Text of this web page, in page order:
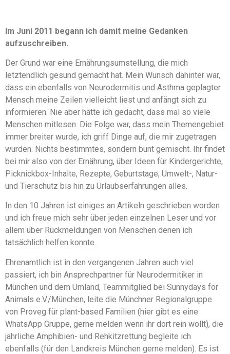
Im Juni 2011 begann ich damit meine Gedanken
aufzuschreiben.
Der Grund war eine Ernährungsumstellung, die mich
letztendlich gesund gemacht hat. Mein Wunsch dahinter war,
dass ein ebenfalls von Neurodermitis und Asthma geplagter
Mensch meine Zeilen vielleicht liest und anfängt sich zu
informieren. Nie aber hätte ich gedacht, dass mal so viele
Menschen mitlesen. Die Folge war, dass mein Themengebiet
immer breiter wurde, ich griff Dinge auf, die mir zugetragen
wurden. Nichts bestimmtes, sondern bunt gemischt. Ihr findet
bei mir also von der Ernährung, über Ideen für Kindergerichte,
Picknickbox-Inhalte, Rezepte, Geburtstage, Umwelt-, Natur-
und Tierschutz bis hin zu Urlaubserfahrungen alles.
In den 10 Jahren ist einiges an Artikeln geschrieben worden
und ich freue mich sehr über jeden einzelnen Leser und vor
allem über Rückmeldungen von Menschen denen ich
tatsächlich helfen konnte.
Ehrenamtlich ist in den vergangenen Jahren auch viel
passiert, ich bin Ansprechpartner für Neurodermitiker in
München und dem Umland, Teammitglied bei Sunnydays for
Animals e.V./München, leite die Münchner Regionalgruppe
von Proveg für plant-based Familien (hier gibt es eine
WhatsApp Gruppe, gerne melden wenn ihr dort rein wollt), die
jährliche Amphibien- und Rehkitzrettung begleite ich
ebenfalls (für den Landkreis München gerne melden). Es ist